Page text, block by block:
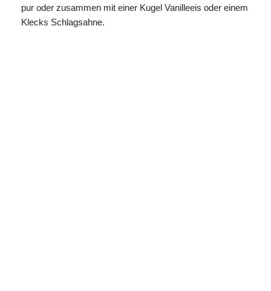
pur oder zusammen mit einer Kugel Vanilleeis oder einem
Klecks Schlagsahne.